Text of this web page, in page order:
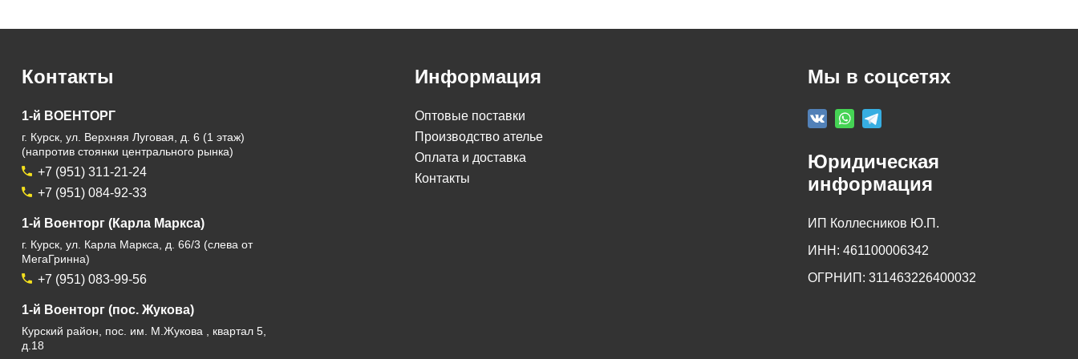
Контакты
1-й ВОЕНТОРГ
г. Курск, ул. Верхняя Луговая, д. 6 (1 этаж)
(напротив стоянки центрального рынка)
+7 (951) 311-21-24
+7 (951) 084-92-33
1-й Военторг (Карла Маркса)
г. Курск, ул. Карла Маркса, д. 66/3 (слева от
МегаГринна)
+7 (951) 083-99-56
1-й Военторг (пос. Жукова)
Курский район, пос. им. М.Жукова , квартал 5,
д.18
Информация
Оптовые поставки
Производство ателье
Оплата и доставка
Контакты
Мы в соцсетях
Юридическая
информация
ИП Коллесников Ю.П.
ИНН: 461100006342
ОГРНИП: 311463226400032